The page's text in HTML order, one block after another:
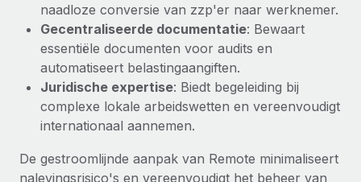
Het blijft de missie van Remote om alle soorten bedrijven
Meer informatie
Hoe Phiture 55 werknemers in 19 landen
Phiture, een toonaangevende leider in de wereldwijde
naadloze conversie van zzp'er naar werknemer.
Gecentraliseerde documentatie: Bewaart
essentiële documenten voor audits en
automatiseert belastingaangiften.
Juridische expertise: Biedt begeleiding bij
complexe lokale arbeidswetten en vereenvoudigt
internationaal aannemen.
De gestroomlijnde aanpak van Remote minimaliseert
nalevingsrisico's en vereenvoudigt het beheer van